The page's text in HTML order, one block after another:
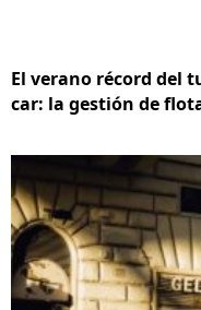
El verano récord del
car: la gestión de